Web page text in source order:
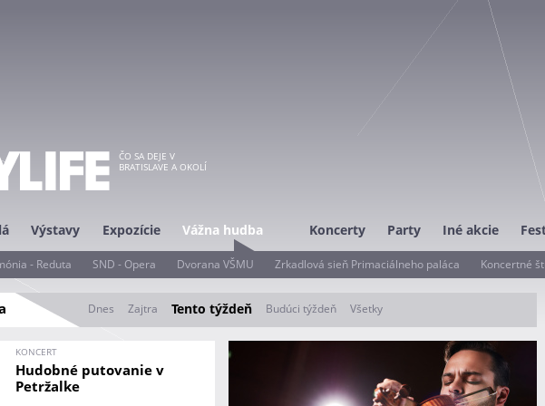
ČO SA DEJE V
BRATISLAVE A OKOLÍ
Výstavy Expozície Vážna hudba Koncerty Party Iné akcie
- Reduta SND - Opera Dvorana VŠMU Zrkadlová sieň Primaciálneho paláca Koncertné
Dnes Zajtra Tento týždeň (aktívna karta)
Budúci týždeň Všetky
KONCERT
Hudobné putovanie v
Petržalke